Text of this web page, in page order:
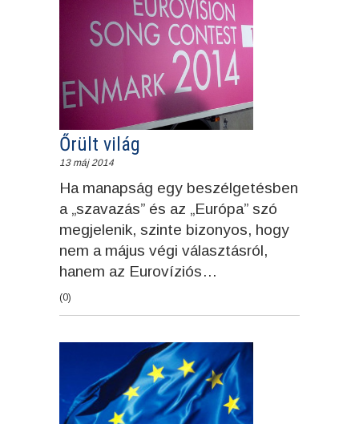
Őrült világ
13 máj 2014
Ha manapság egy beszélgetésben
a „szavazás” és az „Európa” szó
megjelenik, szinte bizonyos, hogy
nem a május végi választásról,
hanem az Eurovíziós…
(0)